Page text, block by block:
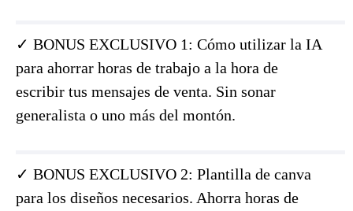
✓ BONUS EXCLUSIVO 1: Cómo utilizar la IA
para ahorrar horas de trabajo a la hora de
escribir tus mensajes de venta. Sin sonar
generalista o uno más del montón.
✓ BONUS EXCLUSIVO 2: Plantilla de canva
para los diseños necesarios. Ahorra horas de